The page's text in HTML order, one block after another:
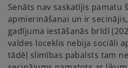
t
a
b
e
n
s
i
n
Senāts nav saskatījis pamatu
apmierināšanai un ir
gadījuma iestāšanās brīdī
valdes loceklis nebija sociāli
tādēļ slimības pabalsts tam